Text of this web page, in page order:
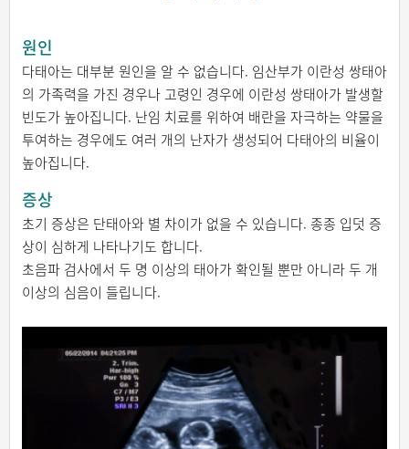
원인
다태아는 대부분 원인을 알 수 없습니다. 임산부가 이란성 쌍태아
의 가족력을 가진 경우나 고령인 경우에 이란성 쌍태아가 발생할
빈도가 높아집니다. 난임 치료를 위하여 배란을 자극하는 약물을
투여하는 경우에도 여러 개의 난자가 생성되어 다태아의 비율이
높아집니다.
증상
초기 증상은 단태아와 별 차이가 없을 수 있습니다. 종종 입덧 증
상이 심하게 나타나기도 합니다.
초음파 검사에서 두 명 이상의 태아가 확인될 뿐만 아니라 두 개
이상의 심음이 들립니다.